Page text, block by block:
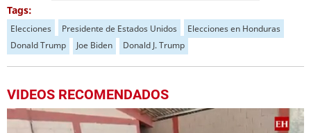
Tags:
Elecciones Presidente de Estados Unidos
Elecciones en Honduras
Donald Trump
Joe Biden Donald J. Trump
VIDEOS RECOMENDADOS